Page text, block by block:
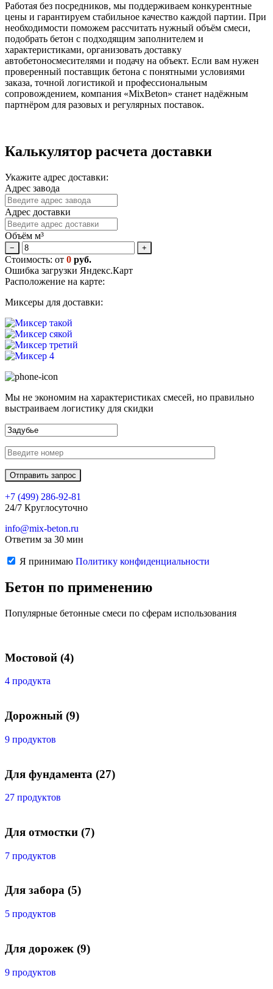
Работая без посредников, мы поддерживаем конкурентные
цены и гарантируем стабильное качество каждой партии. При
необходимости поможем рассчитать нужный объём смеси,
подобрать бетон с подходящим заполнителем и
характеристиками, организовать доставку
автобетоносмесителями и подачу на объект. Если вам нужен
проверенный поставщик бетона с понятными условиями
заказа, точной логистикой и профессиональным
сопровождением, компания «MixBeton» станет надёжным
партнёром для разовых и регулярных поставок.
Калькулятор расчета доставки
Укажите адрес доставки:
Адрес завода
Адрес доставки
Объём м³
− +
Стоимость: от 0 руб.
Ошибка загрузки Яндекс.Карт
Расположение на карте:
Миксеры для доставки:
Мы не экономим на характеристиках смесей, но правильно
выстраиваем логистику для скидки
+7 (499) 286-92-81
24/7 Круглосуточно
info@mix-beton.ru
Ответим за 30 мин
Я принимаю Политику конфиденциальности
Бетон по применению
Популярные бетонные смеси по сферам использования
Мостовой (4)
4 продукта
Дорожный (9)
9 продуктов
Для фундамента (27)
27 продуктов
Для отмостки (7)
7 продуктов
Для забора (5)
5 продуктов
Для дорожек (9)
9 продуктов